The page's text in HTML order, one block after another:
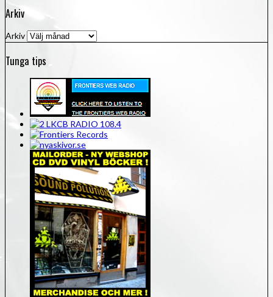
Arkiv
Arkiv
Tunga tips